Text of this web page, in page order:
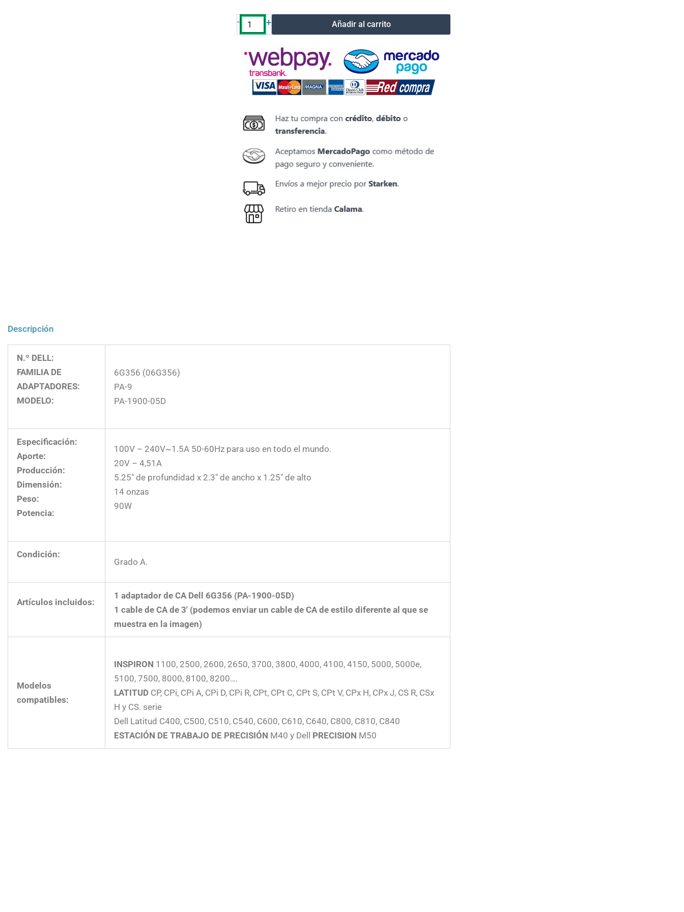
-20v-
4.51a
+ Añadir al carrito
Descripción
N.º DELL:
FAMILIA DE
ADAPTADORES:
MODELO:
6G356 (06G356)
PA-9
PA-1900-05D
Especificación:
Aporte:
Producción:
Dimensión:
Peso:
Potencia:
100V – 240V~1.5A 50-60Hz para uso en todo el mundo.
20V – 4,51A
5.25″ de profundidad x 2.3″ de ancho x 1.25″ de alto
14 onzas
90W
Condición:
Grado A.
Artículos incluidos:
1 adaptador de CA Dell 6G356 (PA-1900-05D)
1 cable de CA de 3′ (podemos enviar un cable de CA de estilo diferente al que se
muestra en la imagen)
Modelos
compatibles:
INSPIRON 1100, 2500, 2600, 2650, 3700, 3800, 4000, 4100, 4150, 5000, 5000e,
5100, 7500, 8000, 8100, 8200….
LATITUD CP, CPi, CPi A, CPi D, CPi R, CPt, CPt C, CPt S, CPt V, CPx H, CPx J, CS R, CSx
H y CS. serie
Dell Latitud C400, C500, C510, C540, C600, C610, C640, C800, C810, C840
ESTACIÓN DE TRABAJO DE PRECISIÓN M40 y Dell PRECISION M50